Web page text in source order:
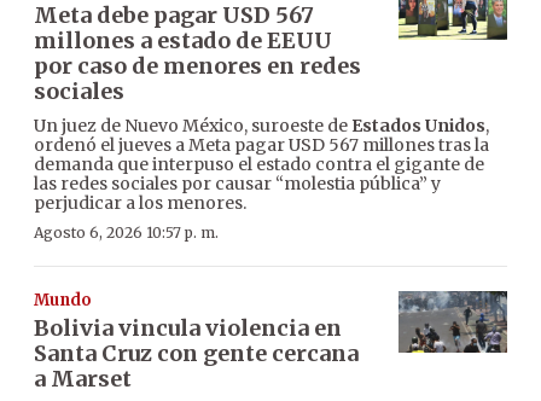
Meta debe pagar USD 567
millones a estado de EEUU
por caso de menores en redes
sociales
Un juez de Nuevo México, suroeste de Estados Unidos,
ordenó el jueves a Meta pagar USD 567 millones tras la
demanda que interpuso el estado contra el gigante de
las redes sociales por causar “molestia pública” y
perjudicar a los menores.
Agosto 6, 2026 10:57 p. m.
Mundo
Bolivia vincula violencia en
Santa Cruz con gente cercana
a Marset